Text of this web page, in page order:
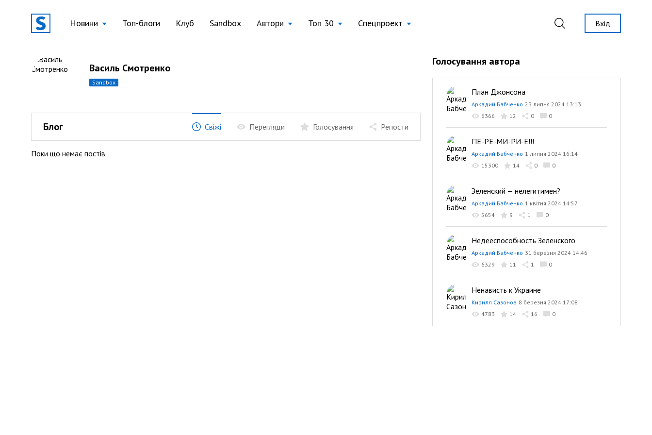
Новини Топ-блоги Клуб Sandbox Автори Топ 30 Спецпроект Вхід
Василь Смотренко
sandbox
Блог Свіжі Перегляди Голосування Репости
Поки що немає постів
Голосування автора
План Джонсона
Аркадий Бабченко 23 липня 2024 13:13
6366
12 0 0
ПЕ-РЕ-МИ-РИ-Е!!!
Аркадий Бабченко 1 липня 2024 16:14
15300
14 0 0
Зеленский — нелегитимен?
Аркадий Бабченко 1 квітня 2024 14:57
5654
9 1 0
Недееспособность Зеленского
Аркадий Бабченко 31 березня 2024 14:46
6329
11 1 0
Ненависть к Украине
Кирилл Сазонов 8 березня 2024 17:08
4783
14 16 0